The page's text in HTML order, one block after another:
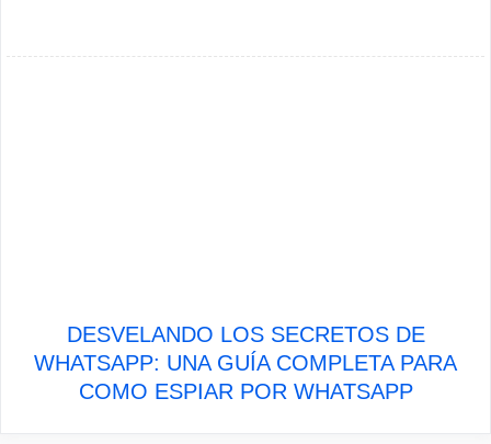
DESVELANDO LOS SECRETOS DE
WHATSAPP: UNA GUÍA COMPLETA PARA
COMO ESPIAR POR WHATSAPP